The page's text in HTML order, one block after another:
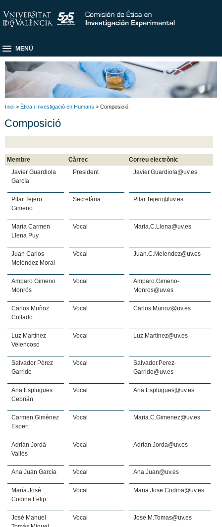
MENÚ
Inici > Ètica i Investigació en Humans > Composició
Composició
Membre Càrrec
Correu electrònic
Javier Guardiola
García
President Javier.Guardiola@uv.es
Pilar Tejero
Gimeno
Secretària Pilar.Tejero@uv.es
María Carmen
Llena Puy
Vocal Maria.C.Llena@uv.es
Juan Carlos
Meléndez Moral
Vocal Juan.C.Melendez@uv.es
Amparo Gimeno
Monrós
Vocal
Amparo.Gimeno-
Monros@uv.es
Carlos Muñoz
Collado
Vocal Carlos.Munoz@uv.es
Luz Martínez
Velencoso
Vocal Luz.Martinez@uv.es
Salvador Pérez
Garrido
Vocal
Salvador.Perez-
Garrido@uv.es
Ana Esplugues
Cebrián
Vocal Ana.Esplugues@uv.es
Carmen Giménez
Espert
Vocal Maria.C.Gimenez@uv.es
Adrián Jordá
Vallés
Vocal Adrian.Jorda@uv.es
Ana Juan García Vocal Ana.Juan@uv.es
María José
Codina Felip
Vocal Maria.Jose.Codina@uv.es
José Manuel
Vocal Jose.M.Tomas@uv.es